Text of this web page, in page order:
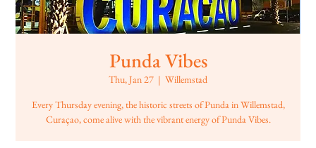
Punda Vibes
Thu, Jan 27
  |
Willemstad
Every Thursday evening, the historic streets of Punda in Willemstad,
Curaçao, come alive with the vibrant energy of Punda Vibes.